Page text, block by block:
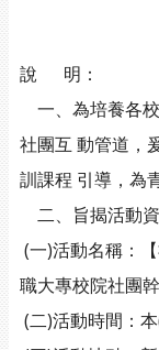
說 明：
一、為培養各
社團互 動管道，
訓課程 引導，為
二、旨揭活動資
(一)活動名稱：
職大專校院社團
(二)活動時間：